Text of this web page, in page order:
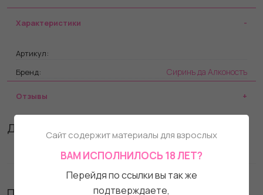
Характеристики
Артикул:
Бренд:
Сиринъ да Алконостъ
Отзывы
Другие товары бренда
Сайт содержит материалы для взрослых
ВАМ ИСПОЛНИЛОСЬ 18 ЛЕТ?
Перейдя по ссылки вы так же
подтверждаете,